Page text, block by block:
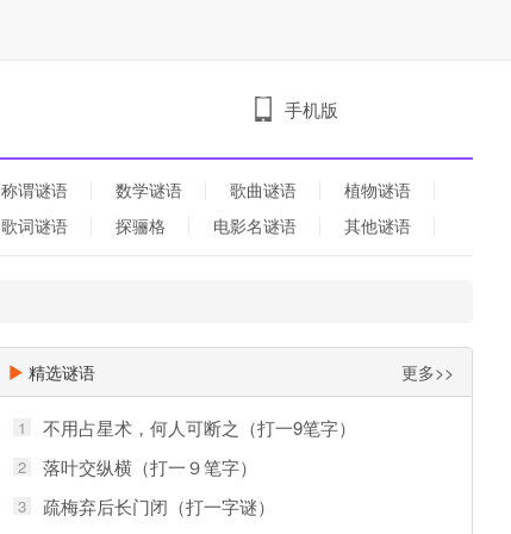
手机版
称谓谜语 数学谜语 歌曲谜语
植物谜语
歌词谜语 探骊格 电影名谜语 其他谜语
更多>>
精选谜语
1 不用占星术，何人可断之（打一9笔字）
2 落叶交纵横（打一９笔字）
3 疏梅弃后长门闭（打一字谜）